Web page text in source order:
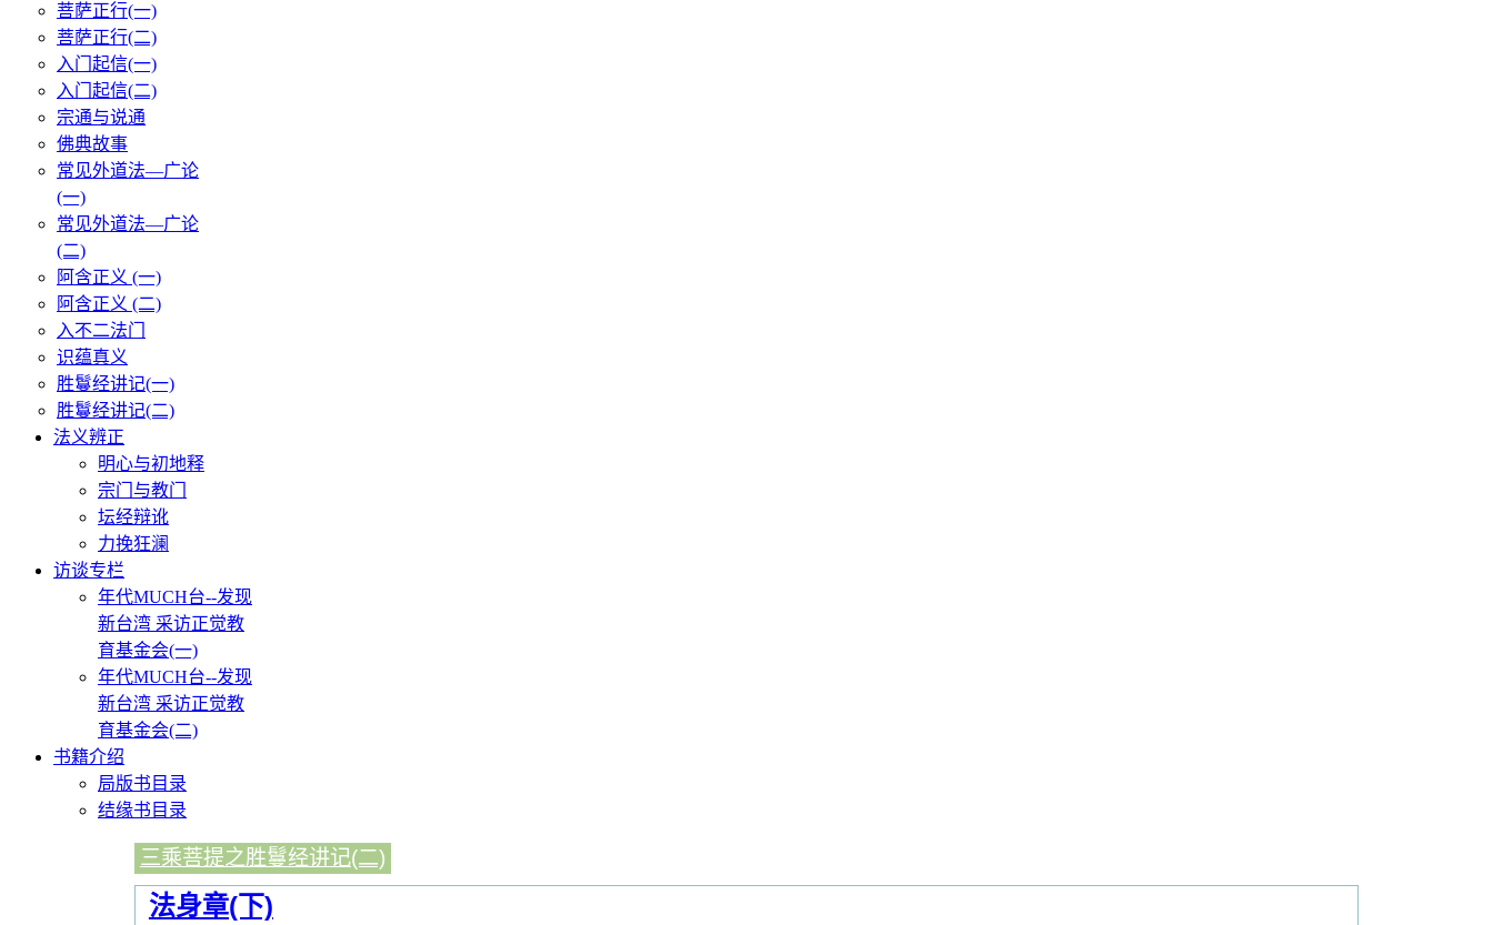
菩萨正行(一)
菩萨正行(二)
入门起信(一)
入门起信(二)
宗通与说通
佛典故事
常见外道法—广论
(一)
常见外道法—广论
(二)
阿含正义 (一)
阿含正义 (二)
入不二法门
识蕴真义
胜鬘经讲记(一)
胜鬘经讲记(二)
法义辨正
明心与初地释
宗门与教门
坛经辩讹
力挽狂澜
访谈专栏
年代MUCH台--发现
新台湾 采访正觉教
育基金会(一)
年代MUCH台--发现
新台湾 采访正觉教
育基金会(二)
书籍介绍
局版书目录
结缘书目录
三乘菩提之胜鬘经讲记(二)
法身章(下)